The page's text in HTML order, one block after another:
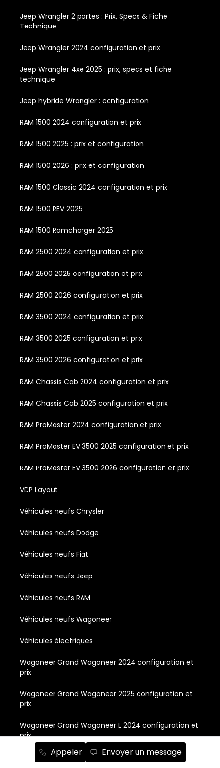
Appeler Envoyer un message
Jeep Wrangler 2 portes : Prix, Specs & Fiche
Technique
Jeep Wrangler 2024 configuration et prix
Jeep Wrangler 4xe 2025 : prix, specs et fiche
technique
Jeep hybride Wrangler : configuration
RAM 1500 2024 configuration et prix
RAM 1500 2025 : prix et configuration
RAM 1500 2026 : prix et configuration
RAM 1500 Classic 2024 configuration et prix
RAM 1500 REV 2025
RAM 1500 Ramcharger 2025
RAM 2500 2024 configuration et prix
RAM 2500 2025 configuration et prix
RAM 2500 2026 configuration et prix
RAM 3500 2024 configuration et prix
RAM 3500 2025 configuration et prix
RAM 3500 2026 configuration et prix
RAM Chassis Cab 2024 configuration et prix
RAM Chassis Cab 2025 configuration et prix
RAM ProMaster 2024 configuration et prix
RAM ProMaster EV 3500 2025 configuration et prix
RAM ProMaster EV 3500 2026 configuration et prix
VDP Layout
Véhicules neufs Chrysler
Véhicules neufs Dodge
Véhicules neufs Fiat
Véhicules neufs Jeep
Véhicules neufs RAM
Véhicules neufs Wagoneer
Véhicules électriques
Wagoneer Grand Wagoneer 2024 configuration et
prix
Wagoneer Grand Wagoneer 2025 configuration et
prix
Wagoneer Grand Wagoneer L 2024 configuration et
prix
Wagoneer Grand Wagoneer L 2025 configuration et